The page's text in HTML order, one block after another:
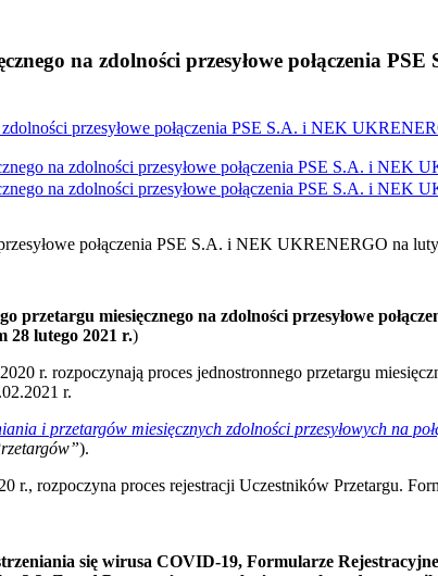
na zdolności przesyłowe połączenia
przesyłowe połączenia PSE S.A. i NEK
na zdolności przesyłowe połączenia PSE S.A. i NEK
na zdolności przesyłowe połączenia PSE S.A. i NEK
połączenia PSE S.A. i NEK UKRENERGO na
przetargu miesięcznego na zdolności przesyłowe
28 lutego 2021 r.)
r. rozpoczynają proces jednostronnego przetargu
r.
i przetargów miesięcznych zdolności przesyłowych na
).
rozpoczyna proces rejestracji Uczestników Przetargu.
się wirusa COVID-19, Formularze